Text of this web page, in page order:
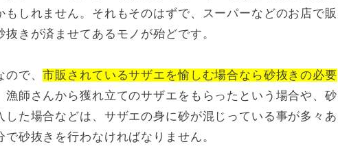
もしれません。それもそのはずで、スーパーなどのお店で販
きが済ませてあるモノが殆どです。
ので、市販されているサザエを愉しむ場合なら砂抜きの必要
漁師さんから獲れ立てのサザエをもらったという場合や、砂
た場合などは、サザエの身に砂が混じっている事が多々あ
砂抜きを行わなければなりません。